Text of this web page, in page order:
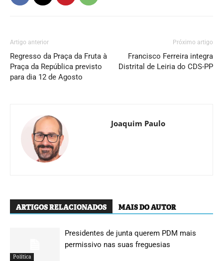
Artigo anterior
Regresso da Praça da Fruta à
Praça da República previsto
para dia 12 de Agosto
Próximo artigo
Francisco Ferreira integra
Distrital de Leiria do CDS-PP
Joaquim Paulo
ARTIGOS RELACIONADOS MAIS DO AUTOR
Política
Presidentes de junta querem PDM mais
permissivo nas suas freguesias